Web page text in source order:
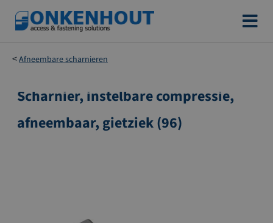
Ga
naar
de
inhoud
Afneembare scharnieren
Ga
het
Scharnier, instelbare compressie,
afneembaar, gietziek (96)